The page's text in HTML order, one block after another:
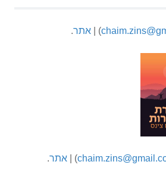
) | אתר.
) | אתר.